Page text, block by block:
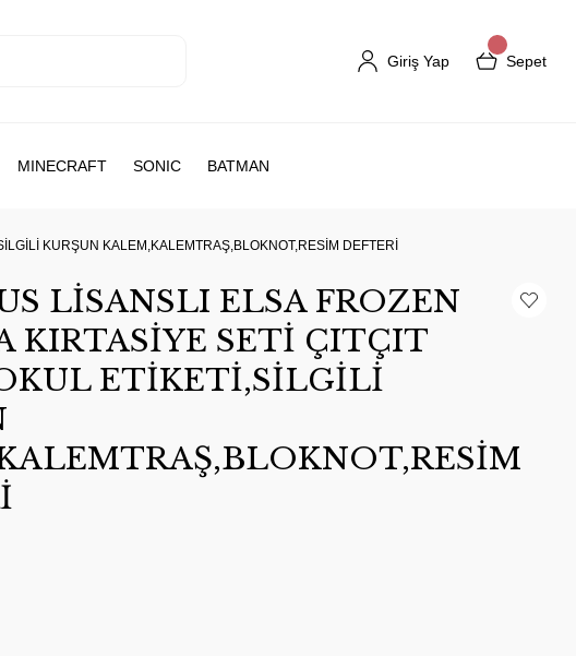
Giriş Yap Sepet
MINECRAFT SONIC BATMAN
KURŞUN KALEM,KALEMTRAŞ,BLOKNOT,RESİM DEFTERİ
LİSANSLI ELSA FROZEN
KIRTASİYE SETİ ÇITÇIT
ETİKETİ,SİLGİLİ